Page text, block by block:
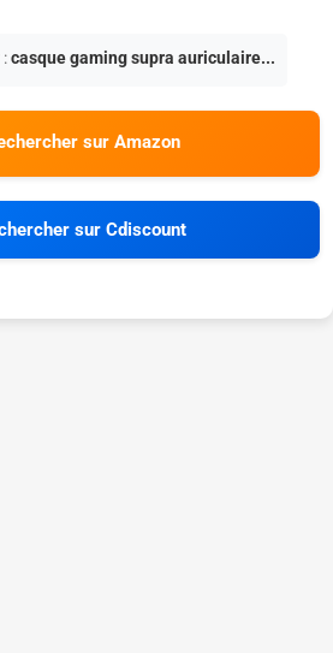
:casque gaming supra auriculaire...
sur Amazon
sur Cdiscount